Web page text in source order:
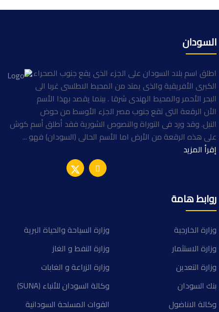
السودان
اطلق اسم بلاد السودان على الجزء الذى يقع جنوب الصحراء
الكبرى الأفريقية والذى يمتد من المحيط الاطلسى غربا الى
البحر الأحمر والمحيط الهندى شرقا . بينما يقصد بهذا الأسم
الأن الرقعة التى تقع جنوب مصر الجزء الأوسط من حوض
النيل. وقد ورد فى التوراة والنصوص الشورية فقد أطلق أسم كوش
على هذه الرقعة من الأرض اما الأسم الحالى (السودان) فهو ...
إقرأ المزيد
روابط هامة
وزارة الخارجية
وزارة السياحة والحياة البرية
وزارة الاستثمار
وزارة النفط و الغاز
وزارة التعدين
وزارة الزراعة و الغابات
بنك السودان
وكالة السودان للأنباء (SUNA)
وكالة الاناضول
القوات المسلحة السودانية